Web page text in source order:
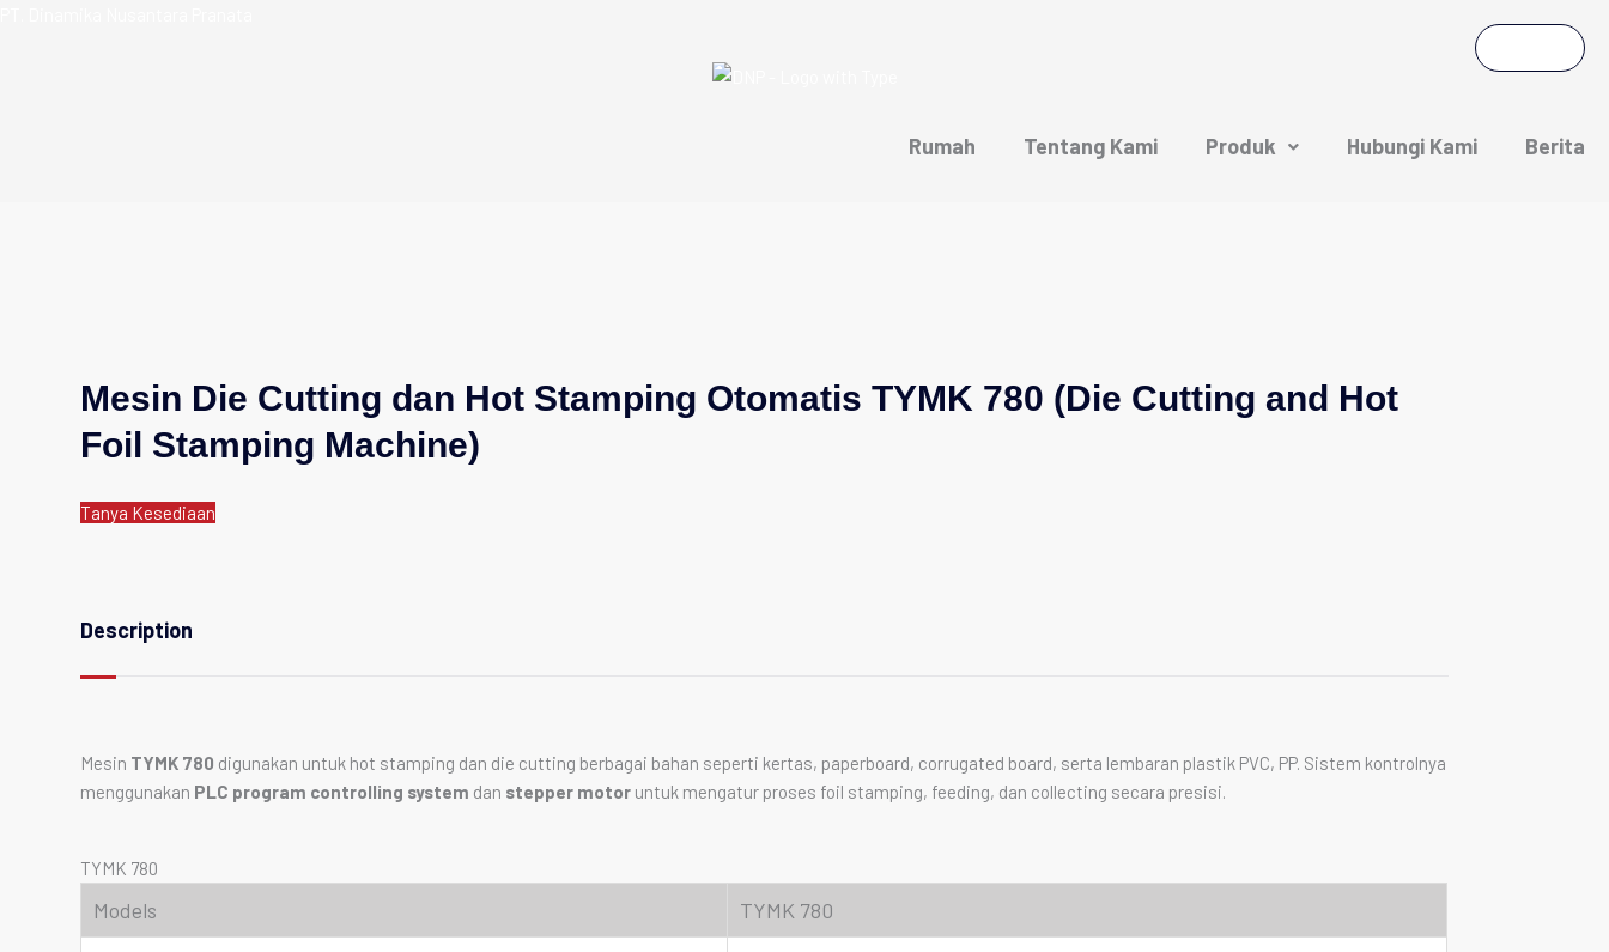
Rumah Tentang Kami Produk Hubungi Kami Berita
Mesin Die Cutting dan Hot Stamping Otomatis TYMK 780 (Die Cutting and Hot
Foil Stamping Machine)
Tanya Kesediaan
Description
Mesin TYMK 780 digunakan untuk hot stamping dan die cutting berbagai bahan seperti kertas, paperboard, corrugated board, serta lembaran plastik PVC, PP. Sistem kontrolnya
menggunakan PLC program controlling system dan stepper motor untuk mengatur proses foil stamping, feeding, dan collecting secara presisi.
TYMK 780
Models TYMK 780